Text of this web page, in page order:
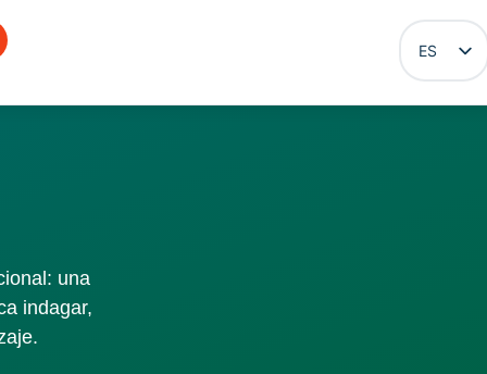
ES
EN
una
indagar,